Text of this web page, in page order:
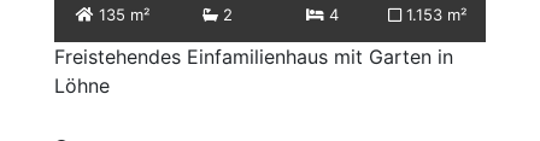
135 m² 2 4 1.153 m²
Freistehendes Einfamilienhaus mit Garten in
Löhne